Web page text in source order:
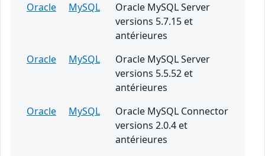
Oracle
MySQL
Oracle MySQL Server
versions 5.7.15 et
antérieures
Oracle
MySQL
Oracle MySQL Server
versions 5.5.52 et
antérieures
Oracle
MySQL
Oracle MySQL Connector
versions 2.0.4 et
antérieures